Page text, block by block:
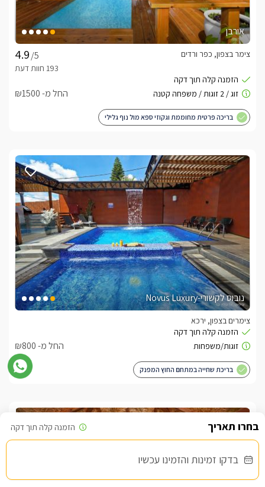
בדקו זמינות והזמינו עכשיו
אורבן
/5
צימר בצפון, כפר ורדים
החל מ- ₪1500
בריכה פרטית מחוממת וגקוזי ספא מול נוף גלילי
נובוס לקשורי-Novus Luxury
צימרים בצפון, ירכא
החל מ- ₪800
בריכת שחייה במתחם החוץ המפנק